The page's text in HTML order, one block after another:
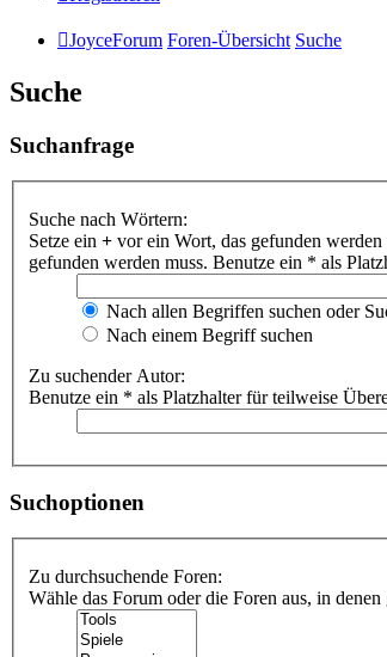
JoyceForum Foren-Übersicht Suche
Suche
Suchanfrage
Suche nach Wörtern:
Setze ein + vor ein Wort, das gefunden werden
gefunden werden muss. Benutze ein * als
Nach allen Begriffen suchen oder
Nach einem Begriff suchen
Zu suchender Autor:
Benutze ein * als Platzhalter für teilweise
Suchoptionen
Zu durchsuchende Foren:
Wähle das Forum oder die Foren aus, in